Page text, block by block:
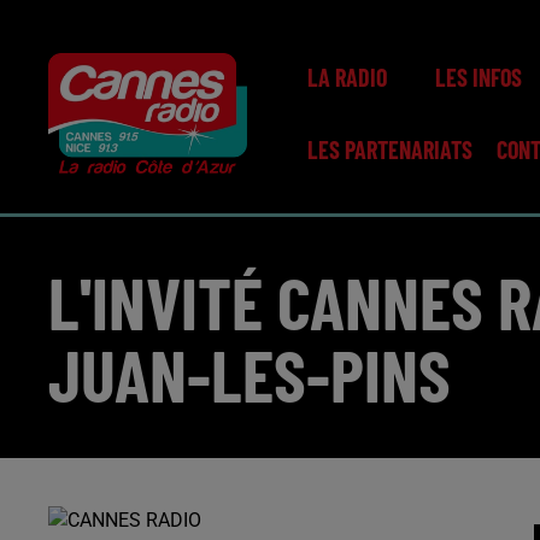
LA RADIO LES INFOS
LES PARTENARIATS
L'INVITÉ CANNES
JUAN-LES-PINS